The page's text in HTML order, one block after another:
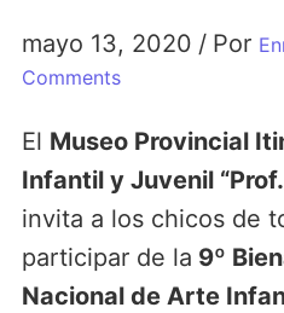
mayo 13, 2020 / Por
Comments
El Museo Provincial
Infantil y Juvenil “Prof.
invita a los chicos de
participar de la 9º
Nacional de Arte